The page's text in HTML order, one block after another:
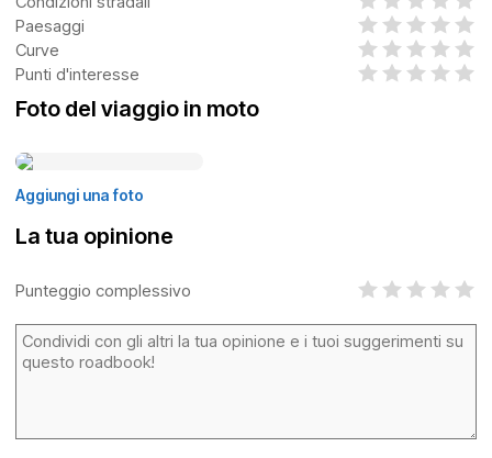
Paesaggi
Curve
Punti d'interesse
Foto del viaggio in moto
Aggiungi una foto
La tua opinione
Punteggio complessivo